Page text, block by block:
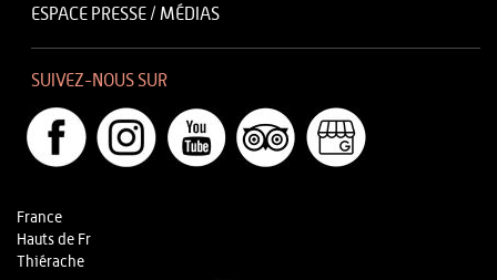
ESPACE PRESSE / MÉDIAS
SUIVEZ-NOUS SUR
France
Hauts de Fr
Thiérache